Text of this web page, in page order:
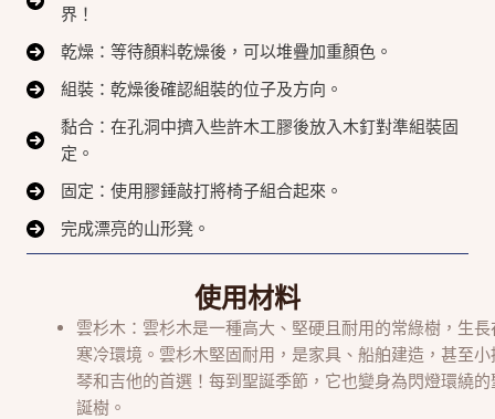
界！
乾燥：等待顏料乾燥後，可以堆疊加重顏色。
組裝：乾燥後確認組裝的位子及方向。
黏合：在孔洞中擠入些許木工膠後放入木釘對準組裝固
定。
固定：使用膠錘敲打將椅子組合起來。
完成漂亮的山形凳。
使用材料
雲杉木：雲杉木是一種高大、堅硬且耐用的常綠樹，生長
寒冷環境。雲杉木堅固耐用，是家具、船舶建造，甚至小
琴和吉他的首選！每到聖誕季節，它也變身為閃燈環繞的
誕樹。